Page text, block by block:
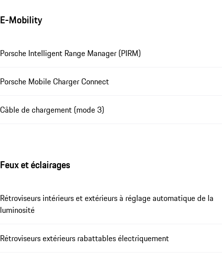
E-Mobility
Porsche Intelligent Range Manager (PIRM)
Porsche Mobile Charger Connect
Câble de chargement (mode 3)
Feux et éclairages
Rétroviseurs intérieurs et extérieurs à réglage automatique de la
luminosité
Rétroviseurs extérieurs rabattables électriquement